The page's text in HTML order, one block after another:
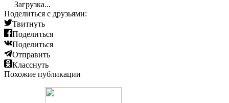
Загрузка...
Поделиться с друзьями:
Твитнуть
Поделиться
Поделиться
Отправить
Класснуть
Похожие публикации